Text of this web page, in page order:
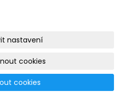
Kahoun
086 817
-www.blucinaci.cz-
nastavení
cookies
cookies